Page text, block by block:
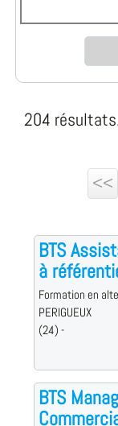
204
<<
BTS
à
Formation en
PERIGUEUX
(24) -
BTS